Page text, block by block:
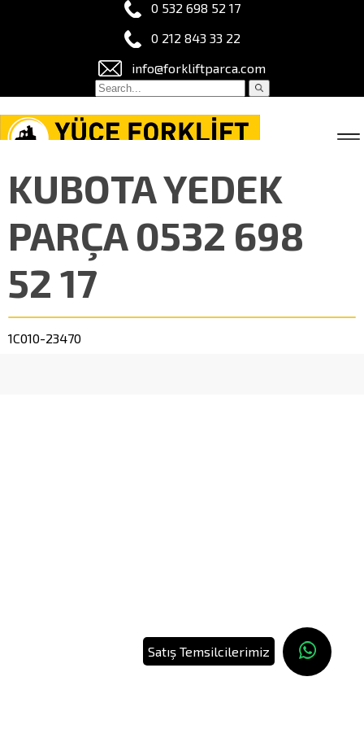
0 532 698 52 17
0 212 843 33 22
info@forkliftparca.com
KUBOTA YEDEK
PARÇA 0532 698
52 17
1C010-23470